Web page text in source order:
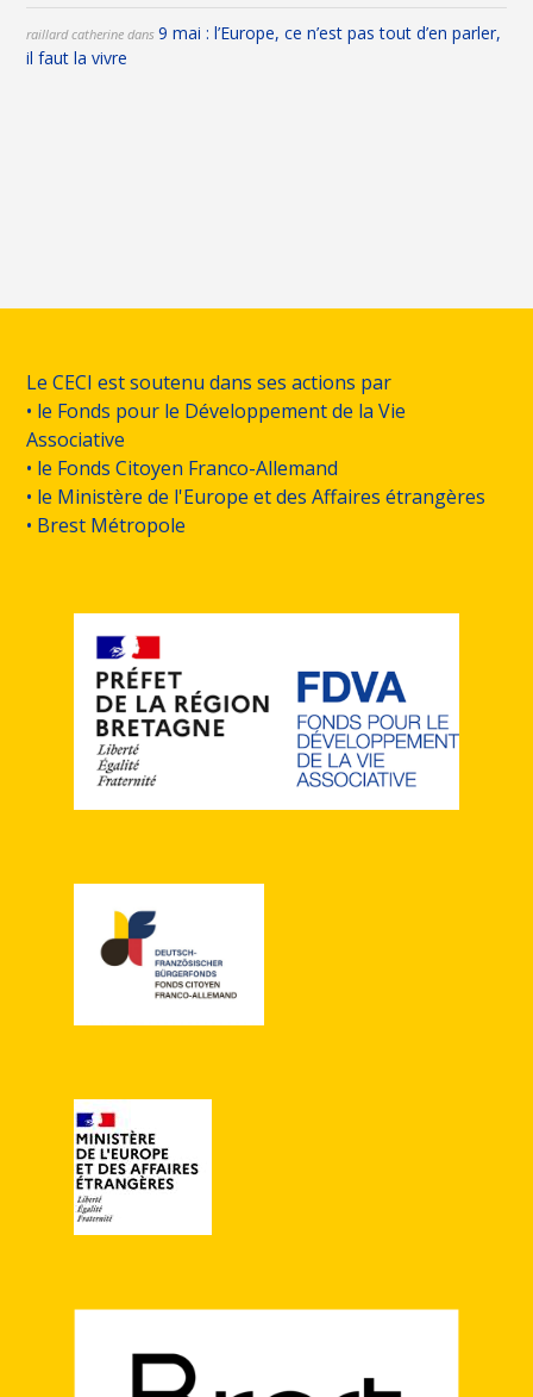
raillard catherine dans9 mai : l’Europe, ce n’est pas tout d’en parler,
il faut la vivre
Le CECI est soutenu dans ses actions par
• le Fonds pour le Développement de la Vie
Associative
• le Fonds Citoyen Franco-Allemand
• le Ministère de l'Europe et des Affaires étrangères
• Brest Métropole